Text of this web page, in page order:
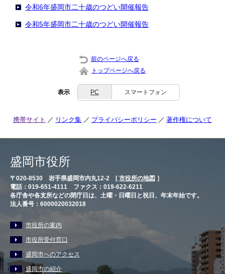
令和6年盛岡市二十歳のつどい開催報告
令和5年盛岡市二十歳のつどい開催報告
前のページへ戻る
トップページへ戻る
表示 PC スマートフォン
携帯サイト リンク集 プライバシーポリシー 著作権について
盛岡市役所
〒020-8530 岩手県盛岡市内丸12-2 [ 市役所の地図 ］
電話：019-651-4111 ファクス：019-622-6211
各庁舎や各支所などの閉庁日は、土曜・日曜日と祝日、年末年始です。
法人番号：6000020032018
市役所の案内
市役所受付窓口
盛岡市へのアクセス
盛岡市の紹介